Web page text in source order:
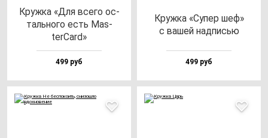
Круж­ка «Для все­го ос­
таль­но­го есть Mas­
terCard»
499 руб
Круж­ка «Супер шеф»
с ва­шей над­писью
499 руб